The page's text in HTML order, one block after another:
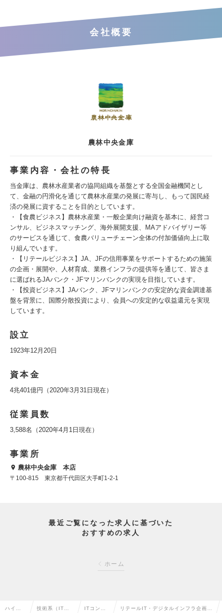
会社概要
農林中央金庫
事業内容・会社の特長
当金庫は、農林水産業者の協同組織を基盤とする全国金融機関とし
て、金融の円滑化を通じて農林水産業の発展に寄与し、もって国民経
済の発展に資することを目的としています。
・【食農ビジネス】農林水産業・一般企業向け融資を基本に、経営コ
ンサル、ビジネスマッチング、海外展開支援、MAアドバイザリー等
のサービスを通じて、食農バリューチェーン全体の付加価値向上に取
り組んでいます。
・【リテールビジネス】JA、JFの信用事業をサポートするための施策
の企画・展開や、人材育成、業務インフラの提供等を通じて、皆さま
に選ばれるJAバンク・JFマリンバンクの実現を目指しています。
・【投資ビジネス】JAバンク、JFマリンバンクの安定的な資金調達基
盤を背景に、国際分散投資により、会員への安定的な収益還元を実現
しています。
設立
1923年12月20日
資本金
4兆401億円（2020年3月31日現在）
従業員数
3,588名（2020年4月1日現在）
事業所
農林中央金庫 本店
〒100-815 東京都千代田区大手町1-2-1
最近ご覧になった求人に基づいた
おすすめの求人
ホーム
ハイク 技術系（IT・ ITコンサ リテールIT・デジタルインフラ企画・